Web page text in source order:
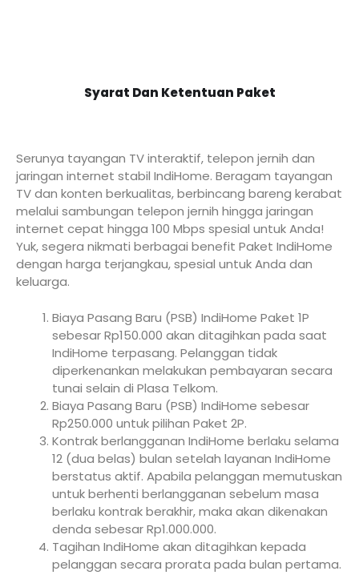
Syarat Dan Ketentuan Paket
Serunya tayangan TV interaktif, telepon jernih dan
jaringan internet stabil IndiHome. Beragam tayangan
TV dan konten berkualitas, berbincang bareng kerabat
melalui sambungan telepon jernih hingga jaringan
internet cepat hingga 100 Mbps spesial untuk Anda!
Yuk, segera nikmati berbagai benefit Paket IndiHome
dengan harga terjangkau, spesial untuk Anda dan
keluarga.
Biaya Pasang Baru (PSB) IndiHome Paket 1P
sebesar Rp150.000 akan ditagihkan pada saat
IndiHome terpasang. Pelanggan tidak
diperkenankan melakukan pembayaran secara
tunai selain di Plasa Telkom.
Biaya Pasang Baru (PSB) IndiHome sebesar
Rp250.000 untuk pilihan Paket 2P.
Kontrak berlangganan IndiHome berlaku selama
12 (dua belas) bulan setelah layanan IndiHome
berstatus aktif. Apabila pelanggan memutuskan
untuk berhenti berlangganan sebelum masa
berlaku kontrak berakhir, maka akan dikenakan
denda sebesar Rp1.000.000.
Tagihan IndiHome akan ditagihkan kepada
pelanggan secara prorata pada bulan pertama.